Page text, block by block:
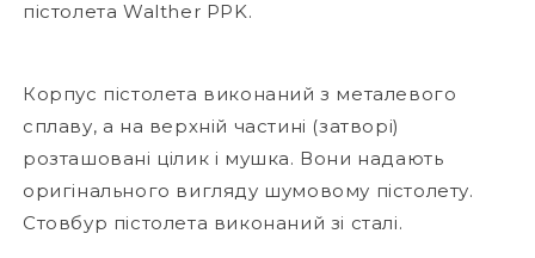
пістолета Walther PPK.
Корпус пістолета виконаний з металевого
сплаву, а на верхній частині (затворі)
розташовані цілик і мушка. Вони надають
оригінального вигляду шумовому пістолету.
Стовбур пістолета виконаний зі сталі.